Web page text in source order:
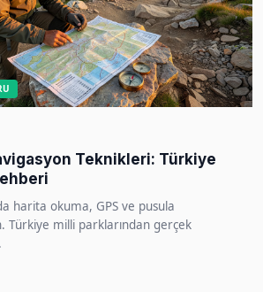
Teknikleri: Türkiye
harita okuma, GPS ve pusula
Türkiye milli parklarından gerçek